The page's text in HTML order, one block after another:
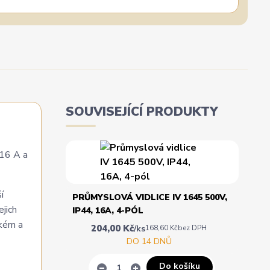
A a
a
SOUVISEJÍCÍ PRODUKTY
PRŮMYSLOVÁ VIDLICE IV 1645 500V,
IP44, 16A, 4-PÓL
204,00 Kč/ks168,60 Kčbez DPH
DO 14 DNŮ
Do košíku